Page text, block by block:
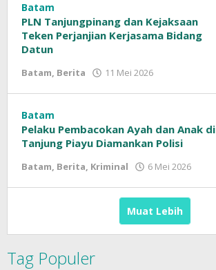
Batam
PLN Tanjungpinang dan Kejaksaan
Teken Perjanjian Kerjasama Bidang
Datun
Batam, Berita 11 Mei 2026
Batam
Pelaku Pembacokan Ayah dan Anak di
Tanjung Piayu Diamankan Polisi
Batam, Berita, Kriminal 6 Mei 2026
Muat Lebih
Tag Populer